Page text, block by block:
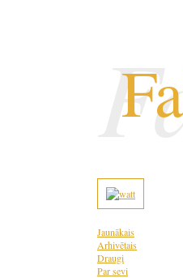
Jaunākais
Arhivētais
Draugi
Par sevi